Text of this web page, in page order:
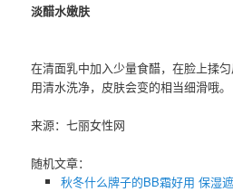
淡醋水嫩肤
在清面乳中加入少量食醋，在脸上揉
用清水洗净，皮肤会变的相当细滑哦。
来源：七丽女性网
随机文章：
秋冬什么牌子的BB霜好用 保湿